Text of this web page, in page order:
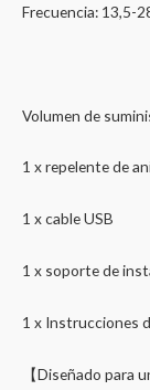
Frecuencia: 13,5-
Volumen de
1 x repelente de
1 x cable USB
1 x soporte de
1 x Instrucciones
【Diseñado para